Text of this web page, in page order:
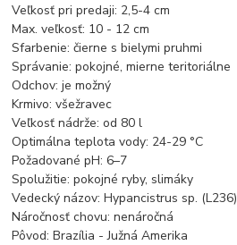
Veľkosť pri predaji: 2,5-4 cm
Max. veľkosť: 10 - 12 cm
Sfarbenie: čierne s bielymi pruhmi
Správanie: pokojné, mierne teritoriálne
Odchov: je možný
Krmivo: všežravec
Veľkosť nádrže: od 80 l
Optimálna teplota vody: 24-29 °C
Požadované pH: 6–7
Spolužitie: pokojné ryby, slimáky
Vedecký názov: Hypancistrus sp. (L236)
Náročnosť chovu: nenáročná
Pôvod: Brazília - Južná Amerika